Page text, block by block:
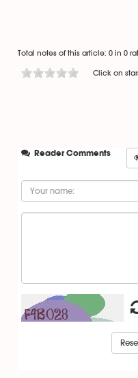
Total notes of this article: 0 in 0
Click on
Reader Comments